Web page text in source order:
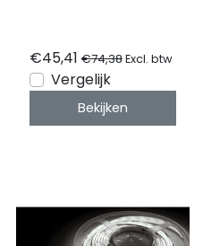
€45,41 €74,38Excl. btw
Vergelijk
Bekijken